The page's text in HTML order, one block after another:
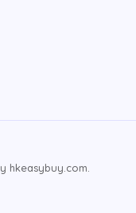
hkeasybuy.com.